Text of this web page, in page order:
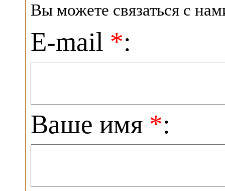
Вы можете связаться с
E-mail *:
Ваше имя *: